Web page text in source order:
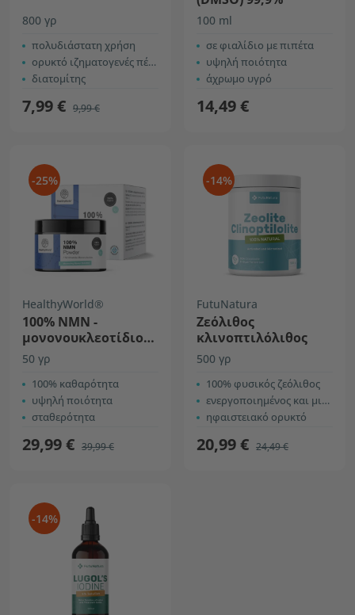
800 γρ
πολυδιάστατη χρήση
ορυκτό ιζηματογενές πέτρωμα
διατομίτης
7,99 € 9,99 €
100 ml
σε φιαλίδιο με πιπέτα
υψηλή ποιότητα
άχρωμο υγρό
14,49 €
-25%
HealthyWorld®
100% NMN -
μονονουκλεοτίδιο
νικοτιναμιδίου
50 γρ
100% καθαρότητα
υψηλή ποιότητα
σταθερότητα
29,99 € 39,99 €
-14%
FutuNatura
Ζεόλιθος
κλινοπτιλόλιθος
500 γρ
100% φυσικός ζεόλιθος
ενεργοποιημένος και μικρονισμένος
ηφαιστειακό ορυκτό
20,99 € 24,49 €
-14%